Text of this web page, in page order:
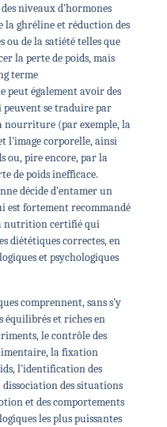
niveaux d'hormones
la ghréline et réduction des
ou de la satiété telles que
la perte de poids, mais
terme
peut également avoir des
peuvent se traduire par
nourriture (par exemple, la
l'image corporelle, ainsi
ou, pire encore, par la
de poids inefficace.
décide d'entamer un
est fortement recommandé
nutrition certifié qui
diététiques correctes, en
et psychologiques
comprennent, sans s'y
équilibrés et riches en
le contrôle des
la fixation
l'identification des
dissociation des situations
et des comportements
les plus puissantes